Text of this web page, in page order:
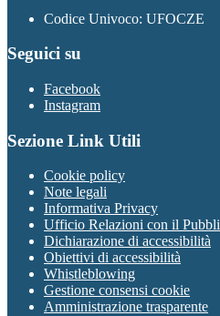
Codice Univoco: UFOCZE
Seguici su
Facebook
Instagram
Sezione Link Utili
Cookie policy
Note legali
Informativa Privacy
Ufficio Relazioni con il
Dichiarazione di accessibilità
Obiettivi di accessibilità
Whistleblowing
Gestione consensi cookie
Amministrazione trasparente